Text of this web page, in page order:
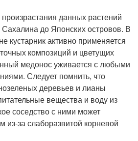
данных растений
до Японских островов. В
кустарник активно применяется
композиций и цветущих
медонос уживается с любыми
Следует помнить, что
деревьев и лианы
вещества и воду из
соседство с ними может
из-за слаборазвитой корневой